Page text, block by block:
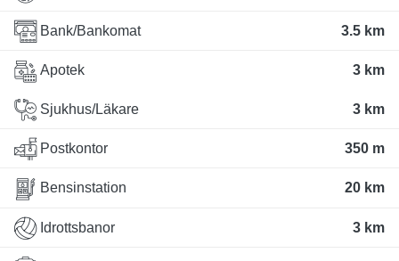
Bank/Bankomat 3.5 km
Apotek 3 km
Sjukhus/Läkare 3 km
Postkontor 350 m
Bensinstation 20 km
Idrottsbanor 3 km